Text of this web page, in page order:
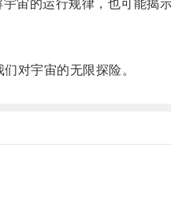
的运行规律，也可能揭示
对宇宙的无限探险。